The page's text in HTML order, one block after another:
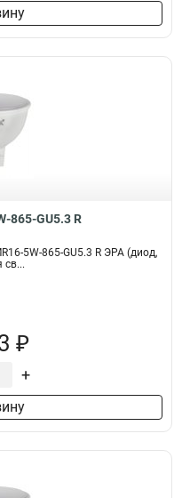
865-GU5.3 R
5W-865-GU5.3 R ЭРА (диод,
св...
₽
+